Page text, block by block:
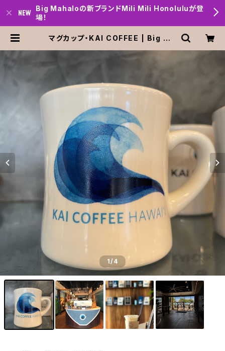
Big Mahaloの新ブランドMili Mili Honoluluが登
場！
マグカップ・KAI COFFEE | Big ma
1/4